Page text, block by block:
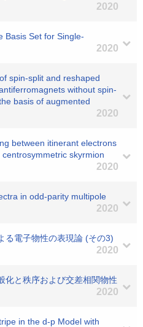
2020
Basis Set for Single-
2020
spin-split and reshaped
without spin-
basis of augmented
2020
between itinerant electrons
skyrmion
2020
in odd-parity multipole
2020
る電子物性の表現論 (その3)
2020
化と秩序および交差相関物性
2020
in the d-p Model with